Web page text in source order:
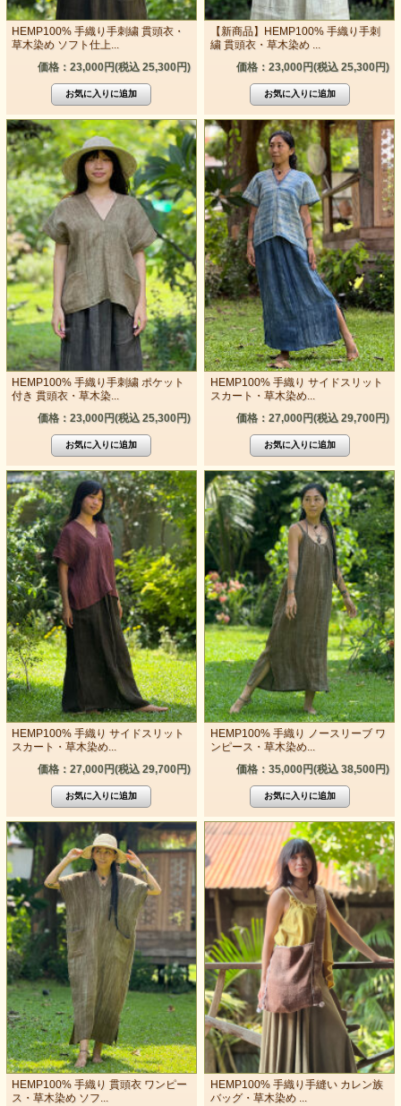
HEMP100% 手織り手刺繍 貫頭衣・
草木染め ソフト仕上...
価格：23,000円(税込 25,300円)
【新商品】HEMP100% 手織り手刺
繍 貫頭衣・草木染め ...
価格：23,000円(税込 25,300円)
HEMP100% 手織り手刺繍 ポケット
付き 貫頭衣・草木染...
価格：23,000円(税込 25,300円)
HEMP100% 手織り サイドスリット
スカート・草木染め...
価格：27,000円(税込 29,700円)
HEMP100% 手織り サイドスリット
スカート・草木染め...
価格：27,000円(税込 29,700円)
HEMP100% 手織り ノースリーブ ワ
ンピース・草木染め...
価格：35,000円(税込 38,500円)
HEMP100% 手織り 貫頭衣 ワンピー
ス・草木染め ソフ...
HEMP100% 手織り手縫い カレン族
バッグ・草木染め ...